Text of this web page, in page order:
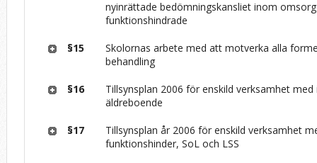
nyinrättade bedömningskansliet inom
funktionshindrade
§15
Skolornas arbete med att motverka alla
behandling
§16
Tillsynsplan 2006 för enskild verksamhet med
äldreboende
§17
Tillsynsplan år 2006 för enskild verksamhet
funktionshinder, SoL och LSS